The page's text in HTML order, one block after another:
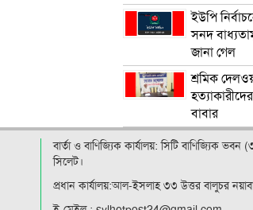
ইউপি
সনদ
জানা গেল
শ্রমিক
বাবার
বার্তা ও বাণিজ্যিক কার্যালয়: সিটি বাণিজ‍্যিক ভবন
সিলেট।
প্রধান কার্যালয়:আল-ইসলাহ ৩৩ উত্তর বালুচর